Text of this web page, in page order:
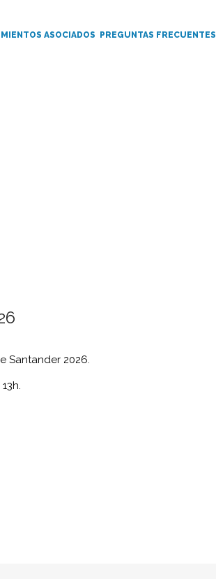
ASOCIADOS PREGUNTAS FRECUENTES
Santander 2026.